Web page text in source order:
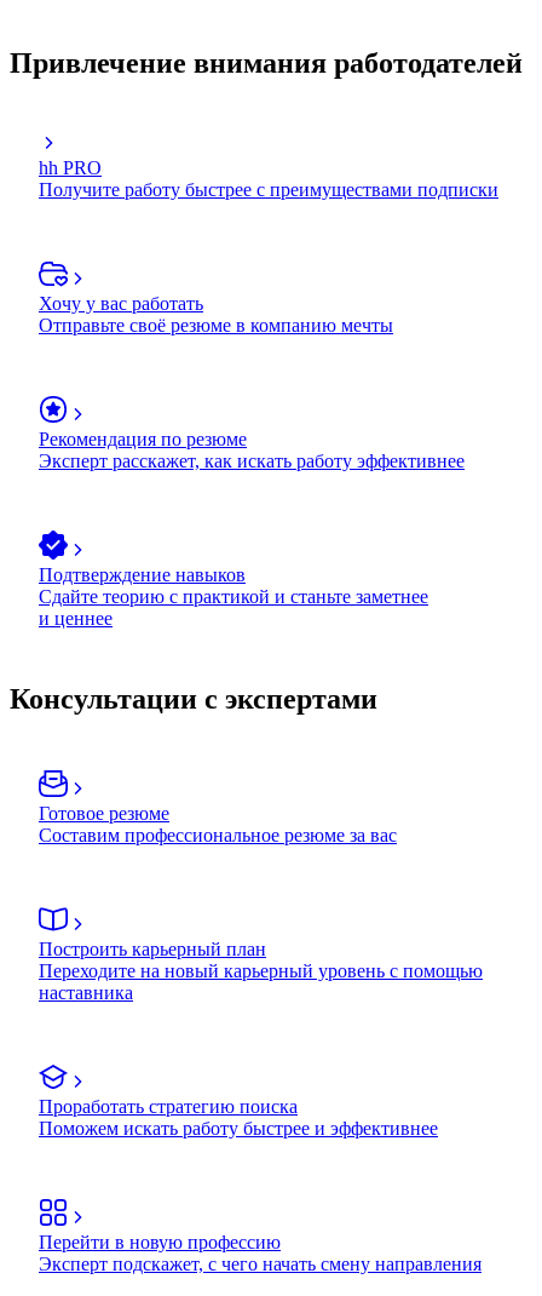
Привлечение внимания работодателей
hh PRO
Получите работу быстрее с преимуществами подписки
Хочу у вас работать
Отправьте своё резюме в компанию мечты
Рекомендация по резюме
Эксперт расскажет, как искать работу эффективнее
Подтверждение навыков
Сдайте теорию с практикой и станьте заметнее
и ценнее
Консультации с экспертами
Готовое резюме
Составим профессиональное резюме за вас
Построить карьерный план
Переходите на новый карьерный уровень с помощью
наставника
Проработать стратегию поиска
Поможем искать работу быстрее и эффективнее
Перейти в новую профессию
Эксперт подскажет, с чего начать смену направления